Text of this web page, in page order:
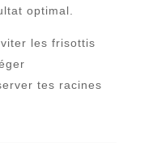
optimal.
les frisottis
tes racines